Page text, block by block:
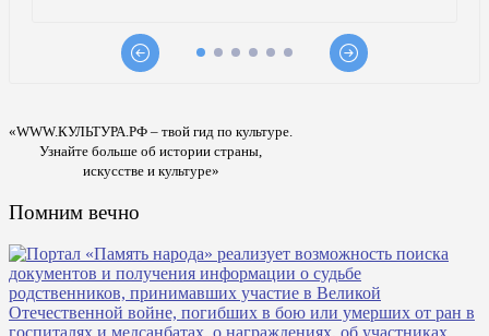
«WWW.КУЛЬТУРА.РФ – твой гид по культуре.
Узнайте больше об истории страны,
искусстве и культуре»
Помним вечно